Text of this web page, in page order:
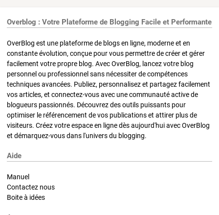
Overblog : Votre Plateforme de Blogging Facile et Performante
OverBlog est une plateforme de blogs en ligne, moderne et en
constante évolution, conçue pour vous permettre de créer et gérer
facilement votre propre blog. Avec OverBlog, lancez votre blog
personnel ou professionnel sans nécessiter de compétences
techniques avancées. Publiez, personnalisez et partagez facilement
vos articles, et connectez-vous avec une communauté active de
blogueurs passionnés. Découvrez des outils puissants pour
optimiser le référencement de vos publications et attirer plus de
visiteurs. Créez votre espace en ligne dès aujourd'hui avec OverBlog
et démarquez-vous dans l'univers du blogging.
Aide
Manuel
Contactez nous
Boite à idées